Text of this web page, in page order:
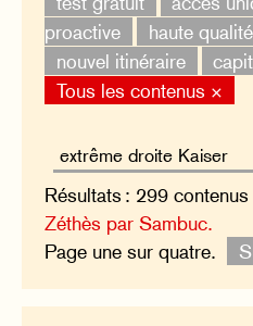
proactive
haute qualité
nouvel itinéraire
Tous les contenus ×
Résultats : 299
Zéthès par Sambuc.
Page une sur quatre.